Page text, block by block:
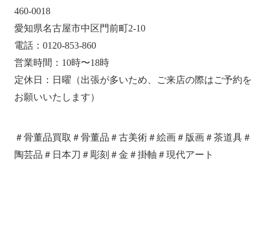
460-0018
愛知県名古屋市中区門前町2-10
電話：0120-853-860
営業時間：10時〜18時
定休日：日曜（出張が多いため、ご来店の際はご予約を
お願いいたします）
＃骨董品買取＃骨董品＃古美術＃絵画＃版画＃茶道具＃
陶芸品＃日本刀＃彫刻＃金＃掛軸＃現代アート